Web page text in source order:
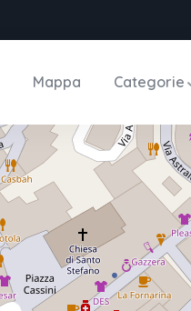
Mappa Categorie